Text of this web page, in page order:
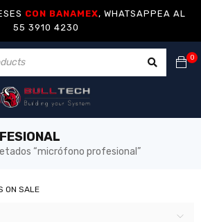
CON BANAMEX, WHATSAPPEA AL
55 3910 4230
0
“micrófono profesional”
ON SALE